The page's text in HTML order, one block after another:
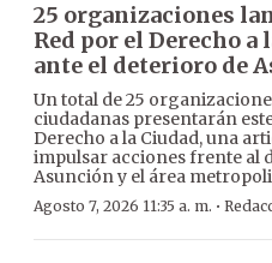
25 organizaciones
Red por el Derecho a
ante el deterioro de
Un total de 25
ciudadanas presentarán
Derecho a la Ciudad, una
impulsar acciones frente al
Asunción y el área
Agosto 7, 2026 11:35 a. m. ·